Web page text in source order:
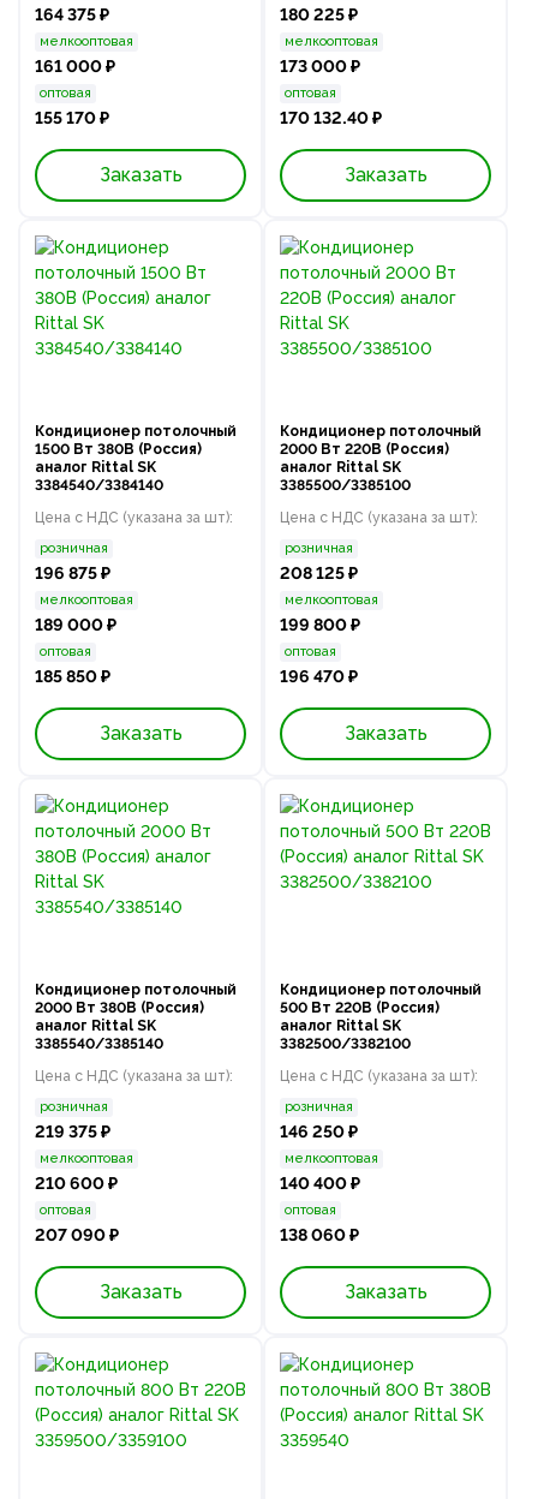
164 375 ₽
мелкооптовая
161 000 ₽
оптовая
155 170 ₽
Заказать
180 225 ₽
мелкооптовая
173 000 ₽
оптовая
170 132.40 ₽
Заказать
Кондиционер потолочный
1500 Вт 380В (Россия)
аналог Rittal SK
3384540/3384140
Цена с НДС (указана за шт):
розничная
196 875 ₽
мелкооптовая
189 000 ₽
оптовая
185 850 ₽
Заказать
Кондиционер потолочный
2000 Вт 220В (Россия)
аналог Rittal SK
3385500/3385100
Цена с НДС (указана за шт):
розничная
208 125 ₽
мелкооптовая
199 800 ₽
оптовая
196 470 ₽
Заказать
Кондиционер потолочный
2000 Вт 380В (Россия)
аналог Rittal SK
3385540/3385140
Цена с НДС (указана за шт):
розничная
219 375 ₽
мелкооптовая
210 600 ₽
оптовая
207 090 ₽
Заказать
Кондиционер потолочный
500 Вт 220В (Россия)
аналог Rittal SK
3382500/3382100
Цена с НДС (указана за шт):
розничная
146 250 ₽
мелкооптовая
140 400 ₽
оптовая
138 060 ₽
Заказать